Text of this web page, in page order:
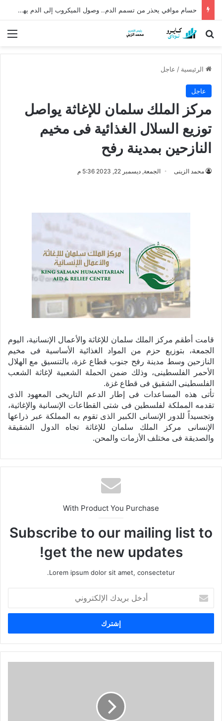
حسام موافي يحذر من تسمم الدم.. وصول الميكروب إلى الدم يهدد الحياة
بحث عن
الرئيسية / عاجل
عاجل
مركز الملك سلمان للإغاثة يواصل
توزيع السلال الغذائية فى مخيم
النازحين بمدينة رفح
محمد الزينى الجمعة, ديسمبر 22, 2023 5:36 م
قامت أطقم مركز الملك سلمان للإغاثة والأعمال الإنسانية، اليوم
الجمعة، بتوزيع حزم من المواد الغذائية الأساسية فى مخيم
النازحين وسط مدينة رفح جنوب قطاع غزة، بالتنسيق مع الهلال
الأحمر الفلسطينى، وذلك ضمن الحملة الشعبية لإغاثة الشعب
الفلسطينى الشقيق فى قطاع غزة.
تأتى هذه المساعدات فى إطار الدعم التاريخى المعهود الذى
تقدمه المملكة لفلسطين فى شتى القطاعات الإنسانية والإغاثية،
وتجسيداً للدور الإنسانى الكبير الذى تقوم به المملكة عبر ذراعها
الإنسانى مركز الملك سلمان للإغاثة تجاه الدول الشقيقة
والصديقة فى مختلف الأزمات والمحن.
With Product You Purchase
Subscribe to our mailing list to
get the new updates!
Lorem ipsum dolor sit amet, consectetur.
خ
ب
ر